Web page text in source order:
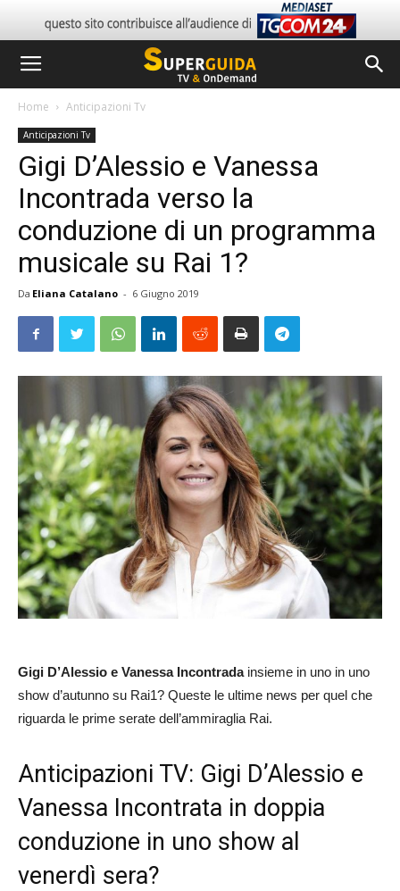
Home Anticipazioni Tv
Anticipazioni Tv
Gigi D’Alessio e Vanessa
Incontrada verso la
conduzione di un programma
musicale su Rai 1?
Da Eliana Catalano - 6 Giugno 2019
Gigi D’Alessio e Vanessa Incontradainsieme in uno in uno
show d’autunno su Rai1? Queste le ultime news per quel che
riguarda le prime serate dell’ammiraglia Rai.
Anticipazioni TV: Gigi D’Alessio e
Vanessa Incontrata in doppia
conduzione in uno show al
venerdì sera?